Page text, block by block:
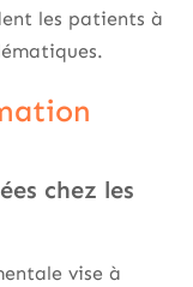
les patients à
chez les
vise à